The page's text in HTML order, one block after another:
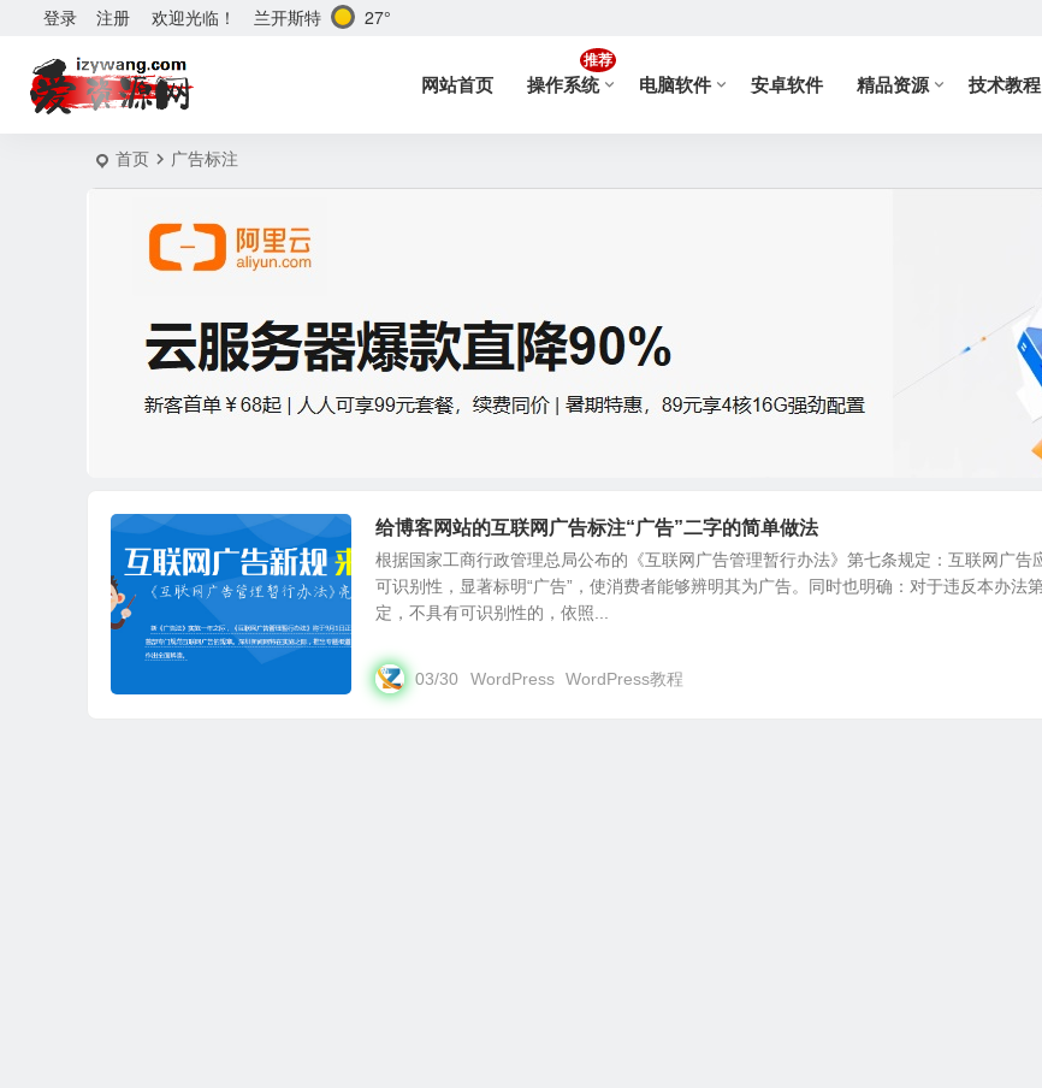
欢迎光临！
登录 注册 兰开斯特 27°
网站首页 操作系统
推荐
电脑软件 安卓软件 精品资源 技术教程
首页 广告标注
给博客网站的互联网广告标注“广告”二字的简单做法
根据国家工商行政管理总局公布的《互联网广告管理暂行办法》第七条规定：互联网广告
可识别性，显著标明“广告”，使消费者能够辨明其为广告。同时也明确：对于违反本办法
定，不具有可识别性的，依照...
03/30 WordPress WordPress教程